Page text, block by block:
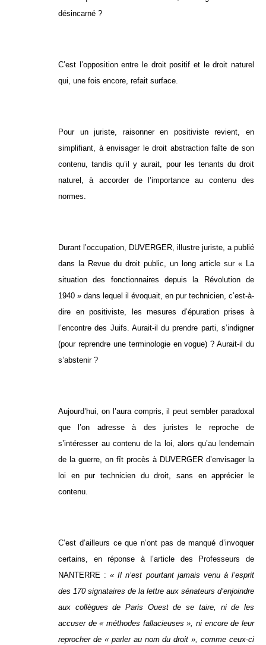
désincarné ?
C’est l’opposition entre le droit positif et le droit naturel
qui, une fois encore, refait surface.
Pour un juriste, raisonner en positiviste revient, en
simplifiant, à envisager le droit abstraction faîte de son
contenu, tandis qu’il y aurait, pour les tenants du droit
naturel, à accorder de l’importance au contenu des
normes.
Durant l’occupation, DUVERGER, illustre juriste, a publié
dans la Revue du droit public, un long article sur « La
situation des fonctionnaires depuis la Révolution de
1940 » dans lequel il évoquait, en pur technicien, c’est-à-
dire en positiviste, les mesures d’épuration prises à
l’encontre des Juifs. Aurait-il du prendre parti, s’indigner
(pour reprendre une terminologie en vogue) ? Aurait-il du
s’abstenir ?
Aujourd’hui, on l’aura compris, il peut sembler paradoxal
que l’on adresse à des juristes le reproche de
s’intéresser au contenu de la loi, alors qu’au lendemain
de la guerre, on fît procès à DUVERGER d’envisager la
loi en pur technicien du droit, sans en apprécier le
contenu.
C’est d’ailleurs ce que n’ont pas de manqué d’invoquer
certains, en réponse à l’article des Professeurs de
NANTERRE :« Il n’est pourtant jamais venu à l’esprit
des 170 signataires de la lettre aux sénateurs d’enjoindre
aux collègues de Paris Ouest de se taire, ni de les
accuser de « méthodes fallacieuses », ni encore de leur
reprocher de « parler au nom du droit », comme ceux-ci